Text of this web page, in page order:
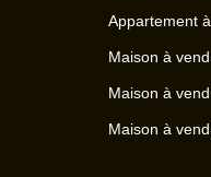
Appartement
Maison à
Maison à
Maison à